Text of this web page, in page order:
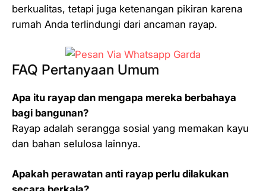
berkualitas, tetapi juga ketenangan pikiran karena
rumah Anda terlindungi dari ancaman rayap.
FAQ Pertanyaan Umum
Apa itu rayap dan mengapa mereka berbahaya
bagi bangunan?
Rayap adalah serangga sosial yang memakan kayu
dan bahan selulosa lainnya.
Apakah perawatan anti rayap perlu dilakukan